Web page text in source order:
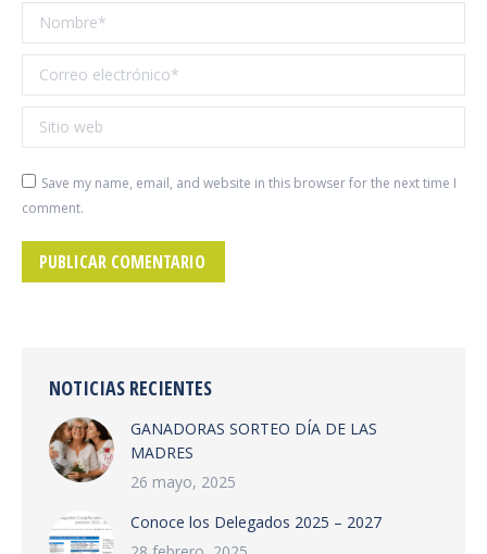
Nombre *
Correo electrónico *
Sitio web
Save my name, email, and website in this browser for the next time I
comment.
PUBLICAR COMENTARIO
NOTICIAS RECIENTES
GANADORAS SORTEO DÍA DE LAS
MADRES
26 mayo, 2025
Conoce los Delegados 2025 – 2027